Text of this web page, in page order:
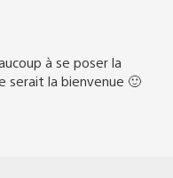
à se poser la
serait la bienvenue 🙂